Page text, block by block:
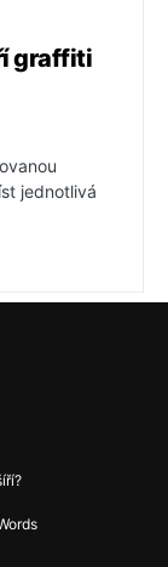
graffiti
jednotlivá